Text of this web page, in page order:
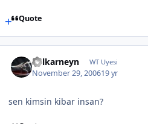
Quote
Zulkarneyn WT Uyesi
November 29, 200619 yr
sen kimsin kibar insan?